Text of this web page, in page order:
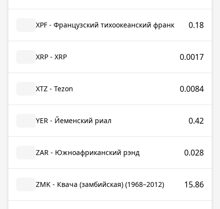
XPF - Французский тихоокеанский франк 0.18
XRP - XRP 0.0017
XTZ - Tezon 0.0084
YER - Йеменский риал 0.42
ZAR - Южноафриканский рэнд 0.028
ZMK - Квача (замбийская) (1968–2012) 15.86